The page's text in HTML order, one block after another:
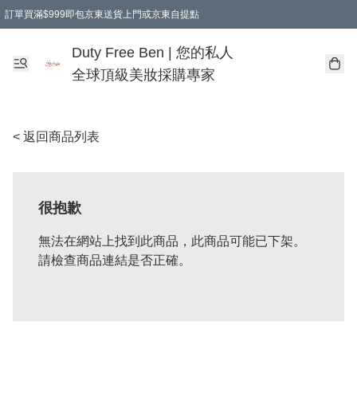
訂單買滿$999即包京東送貨上門或京東自提點
Duty Free Ben | 您的私人
全球頂級美妝採購專家
< 返回商品列表
很抱歉
無法在網站上找到此商品，此商品可能已下架。
請檢查商品連結是否正確。